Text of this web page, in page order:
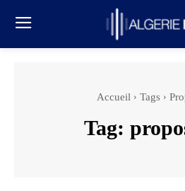
Accueil Tags
Tag: